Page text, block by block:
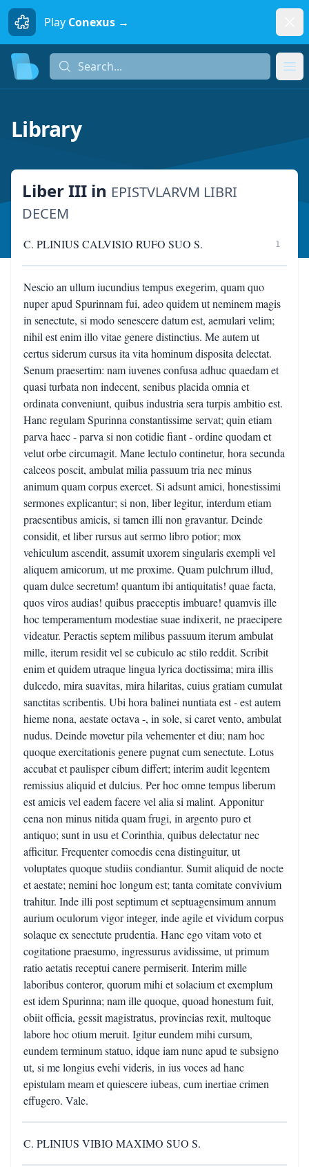
Play Conexus →
Search...
Library
Liber III in EPISTVLARVM LIBRI
DECEM
C. PLINIUS CALVISIO RUFO SUO S. 1
Nescio an ullum iucundius tempus exegerim, quam quo
nuper apud Spurinnam fui, adeo quidem ut neminem magis
in senectute, si modo senescere datum est, aemulari velim;
nihil est enim illo vitae genere distinctius. Me autem ut
certus siderum cursus ita vita hominum disposita delectat.
Senum praesertim: nam iuvenes confusa adhuc quaedam et
quasi turbata non indecent, senibus placida omnia et
ordinata conveniunt, quibus industria sera turpis ambitio est.
Hanc regulam Spurinna constantissime servat; quin etiam
parva haec - parva si non cotidie fiant - ordine quodam et
velut orbe circumagit. Mane lectulo continetur, hora secunda
calceos poscit, ambulat milia passuum tria nec minus
animum quam corpus exercet. Si adsunt amici, honestissimi
sermones explicantur; si non, liber legitur, interdum etiam
praesentibus amicis, si tamen illi non gravantur. Deinde
considit, et liber rursus aut sermo libro potior; mox
vehiculum ascendit, assumit uxorem singularis exempli vel
aliquem amicorum, ut me proxime. Quam pulchrum illud,
quam dulce secretum! quantum ibi antiquitatis! quae facta,
quos viros audias! quibus praeceptis imbuare! quamvis ille
hoc temperamentum modestiae suae indixerit, ne praecipere
videatur. Peractis septem milibus passuum iterum ambulat
mille, iterum residit vel se cubiculo ac stilo reddit. Scribit
enim et quidem utraque lingua lyrica doctissima; mira illis
dulcedo, mira suavitas, mira hilaritas, cuius gratiam cumulat
sanctitas scribentis. Ubi hora balinei nuntiata est - est autem
hieme nona, aestate octava -, in sole, si caret vento, ambulat
nudus. Deinde movetur pila vehementer et diu; nam hoc
quoque exercitationis genere pugnat cum senectute. Lotus
accubat et paulisper cibum differt; interim audit legentem
remissius aliquid et dulcius. Per hoc omne tempus liberum
est amicis vel eadem facere vel alia si malint. Apponitur
cena non minus nitida quam frugi, in argento puro et
antiquo; sunt in usu et Corinthia, quibus delectatur nec
afficitur. Frequenter comoedis cena distinguitur, ut
voluptates quoque studiis condiantur. Sumit aliquid de nocte
et aestate; nemini hoc longum est; tanta comitate convivium
trahitur. Inde illi post septimum et septuagensimum annum
aurium oculorum vigor integer, inde agile et vividum corpus
solaque ex senectute prudentia. Hanc ego vitam voto et
cogitatione praesumo, ingressurus avidissime, ut primum
ratio aetatis receptui canere permiserit. Interim mille
laboribus conteror, quorum mihi et solacium et exemplum
est idem Spurinna; nam ille quoque, quoad honestum fuit,
obiit officia, gessit magistratus, provincias rexit, multoque
labore hoc otium meruit. Igitur eundem mihi cursum,
eundem terminum statuo, idque iam nunc apud te subsigno
ut, si me longius evehi videris, in ius voces ad hanc
epistulam meam et quiescere iubeas, cum inertiae crimen
effugero. Vale.
C. PLINIUS VIBIO MAXIMO SUO S.